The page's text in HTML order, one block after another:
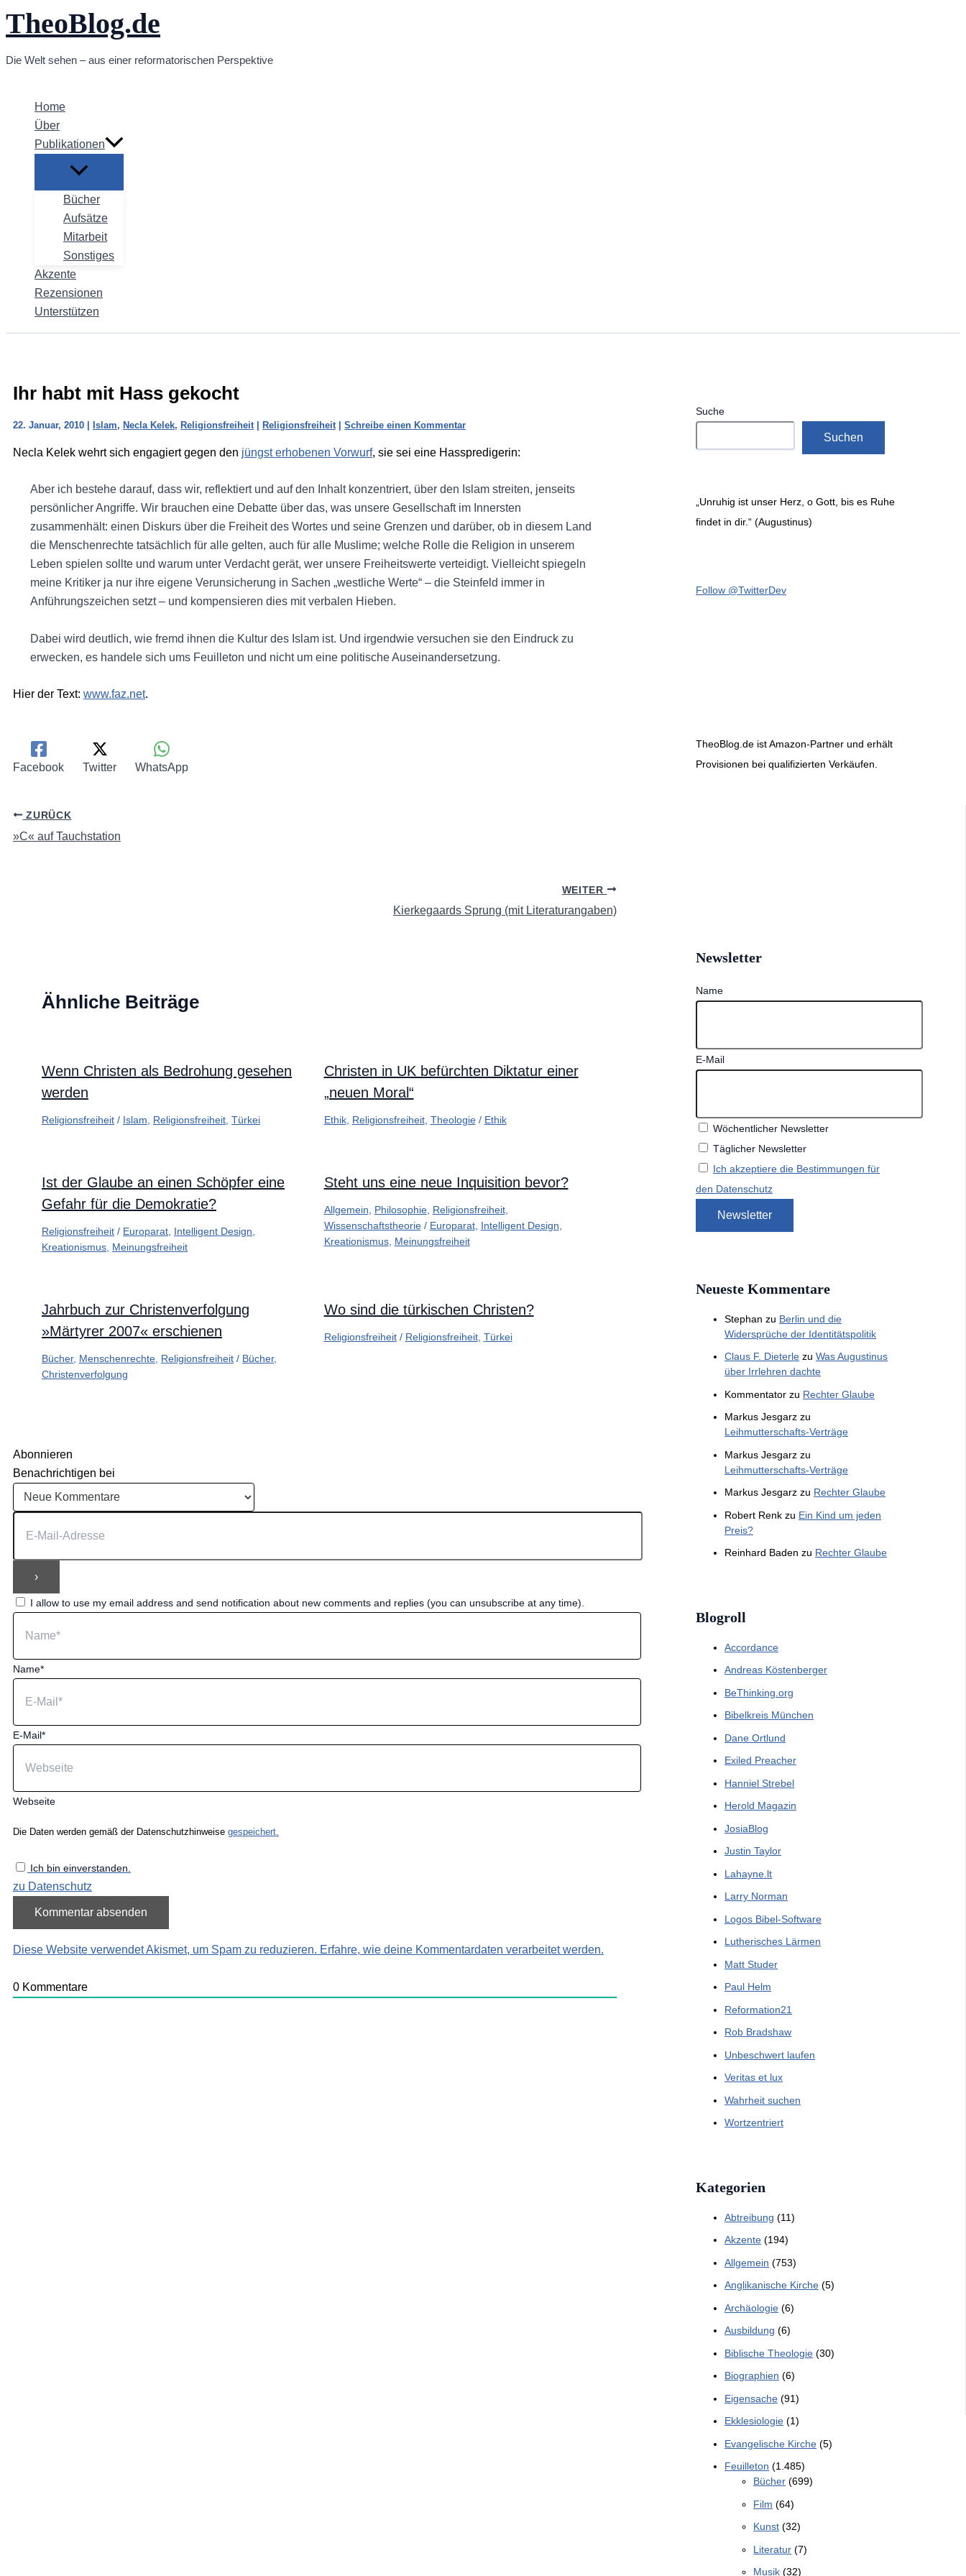
Zum
Inhalt
TheoBlog.de
Die Welt sehen – aus einer reformatorischen Perspektive
Home
Über
Publikationen
Bücher
Aufsätze
Mitarbeit
Sonstiges
Akzente
Rezensionen
Unterstützen
Ihr habt mit Hass gekocht
22. Januar, 2010 | Islam, Necla Kelek, Religionsfreiheit | Religionsfreiheit | Schreibe einen Kommentar
Necla Kelek wehrt sich engagiert gegen den jüngst erhobenen Vorwurf, sie sei eine Hasspredigerin:
Aber ich bestehe darauf, dass wir, reflektiert und auf den Inhalt konzentriert, über den Islam streiten, jenseits
persönlicher Angriffe. Wir brauchen eine Debatte über das, was unsere Gesellschaft im Innersten
zusammenhält: einen Diskurs über die Freiheit des Wortes und seine Grenzen und darüber, ob in diesem Land
die Menschenrechte tatsächlich für alle gelten, auch für alle Muslime; welche Rolle die Religion in unserem
Leben spielen sollte und warum unter Verdacht gerät, wer unsere Freiheitswerte verteidigt. Vielleicht spiegeln
meine Kritiker ja nur ihre eigene Verunsicherung in Sachen „westliche Werte“ – die Steinfeld immer in
Anführungszeichen setzt – und kompensieren dies mit verbalen Hieben.
Dabei wird deutlich, wie fremd ihnen die Kultur des Islam ist. Und irgendwie versuchen sie den Eindruck zu
erwecken, es handele sich ums Feuilleton und nicht um eine politische Auseinandersetzung.
Hier der Text: www.faz.net.
Facebook Twitter WhatsApp
ZURÜCK
»C« auf Tauchstation
WEITER
Kierkegaards Sprung (mit Literaturangaben)
Ähnliche Beiträge
Wenn Christen als Bedrohung gesehen
werden
Religionsfreiheit / Islam Religionsfreiheit Türkei
Christen in UK befürchten Diktatur einer
„neuen Moral“
Ethik, Religionsfreiheit, Theologie/ Ethik
Ist der Glaube an einen Schöpfer eine
Gefahr für die Demokratie?
Religionsfreiheit / Europarat Intelligent Design
Kreationismus Meinungsfreiheit
Steht uns eine neue Inquisition bevor?
Allgemein Philosophie, Religionsfreiheit,
Wissenschaftstheorie/ Europarat, Intelligent Design
Kreationismus, Meinungsfreiheit
Jahrbuch zur Christenverfolgung
»Märtyrer 2007« erschienen
Bücher, Menschenrechte Religionsfreiheit / Bücher,
Christenverfolgung
Wo sind die türkischen Christen?
Religionsfreiheit/ Religionsfreiheit, Türkei
Abonnieren
Benachrichtigen bei
I allow to use my email address and send notification about new comments and replies (you can unsubscribe at any time).
Name*
E-Mail*
Webseite
Die Daten werden gemäß der Datenschutzhinweise gespeichert.
Ich bin einverstanden.
zu Datenschutz
Diese Website verwendet Akismet, um Spam zu reduzieren. Erfahre, wie deine Kommentardaten verarbeitet werden.
0 Kommentare
Suche
Suchen
„Unruhig ist unser Herz, o Gott, bis es Ruhe
findet in dir.“ (Augustinus)
Follow @TwitterDev
TheoBlog.de ist Amazon-Partner und erhält
Provisionen bei qualifizierten Verkäufen.
Newsletter
Name
E-Mail
Wöchentlicher Newsletter
Täglicher Newsletter
Ich akzeptiere die Bestimmungen für
den Datenschutz
Neueste Kommentare
Stephan zu Berlin und die
Widersprüche der Identitätspolitik
Claus F. Dieterle zu Was Augustinus
über Irrlehren dachte
Kommentator zu Rechter Glaube
Markus Jesgarz zu
Leihmutterschafts-Verträge
Markus Jesgarz zu
Leihmutterschafts-Verträge
Markus Jesgarz zu Rechter Glaube
Robert Renk zu Ein Kind um jeden
Preis?
Reinhard Baden zu Rechter Glaube
Blogroll
Accordance
Andreas Köstenberger
BeThinking.org
Bibelkreis München
Dane Ortlund
Exiled Preacher
Hanniel Strebel
Herold Magazin
JosiaBlog
Justin Taylor
Lahayne.lt
Larry Norman
Logos Bibel-Software
Lutherisches Lärmen
Matt Studer
Paul Helm
Reformation21
Rob Bradshaw
Unbeschwert laufen
Veritas et lux
Wahrheit suchen
Wortzentriert
Kategorien
Abtreibung (11)
Akzente (194)
Allgemein (753)
Anglikanische Kirche (5)
Archäologie (6)
Ausbildung (6)
Biblische Theologie (30)
Biographien (6)
Eigensache (91)
Ekklesiologie (1)
Evangelische Kirche (5)
Feuilleton (1.485)
Bücher (699)
Film (64)
Kunst (32)
Literatur (7)
Musik (32)